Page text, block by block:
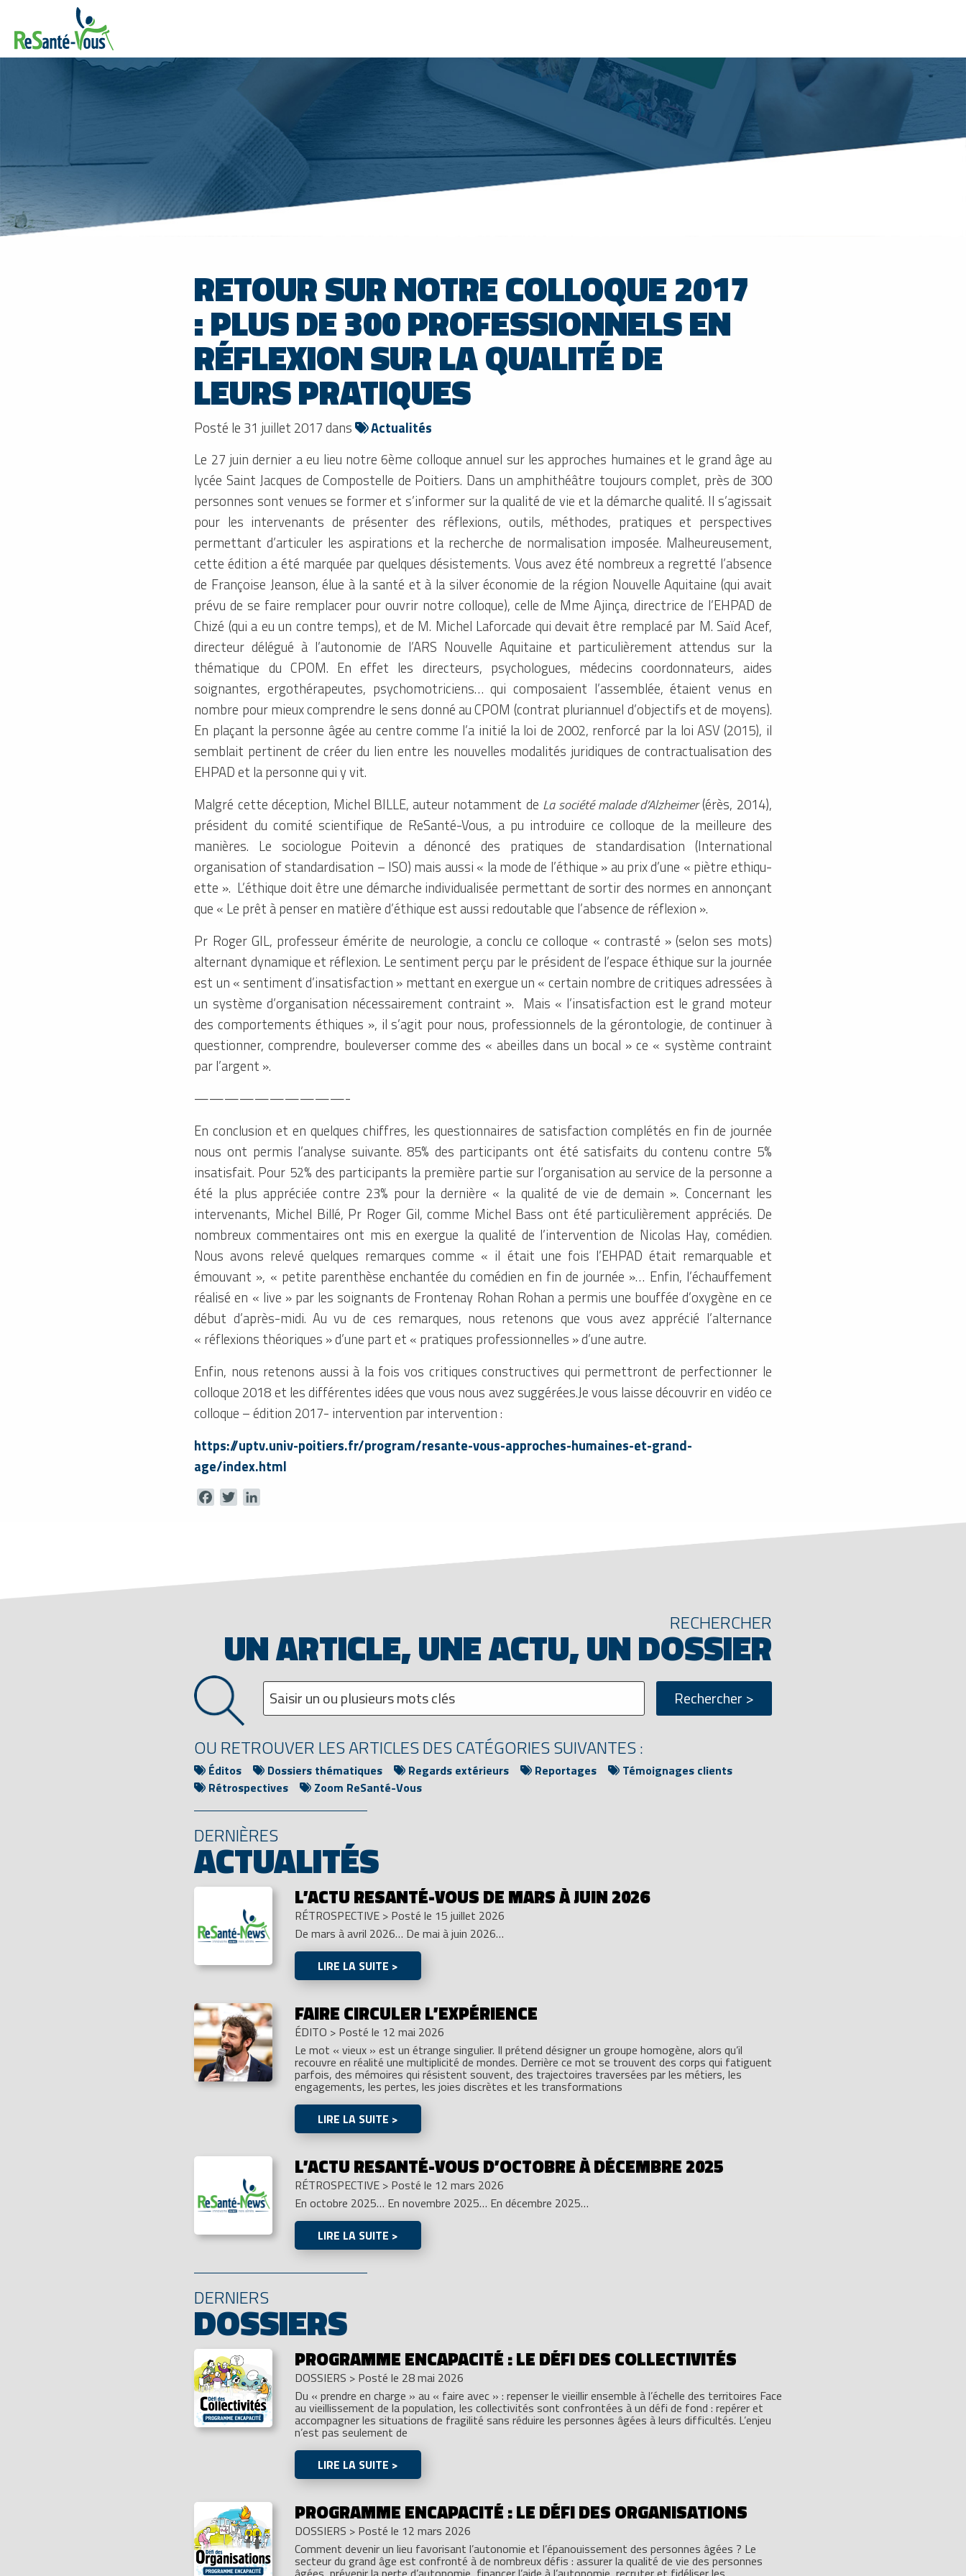
RETOUR SUR NOTRE COLLOQUE 2017
: PLUS DE 300 PROFESSIONNELS EN
RÉFLEXION SUR LA QUALITÉ DE
LEURS PRATIQUES
Posté le 31 juillet 2017 dans
Actualités
Le 27 juin dernier a eu lieu notre 6ème colloque annuel sur les approches humaines et le grand âge au
lycée Saint Jacques de Compostelle de Poitiers. Dans un amphithéâtre toujours complet, près de 300
personnes sont venues se former et s’informer sur la qualité de vie et la démarche qualité. Il s’agissait
pour les intervenants de présenter des réflexions, outils, méthodes, pratiques et perspectives
permettant d’articuler les aspirations et la recherche de normalisation imposée. Malheureusement,
cette édition a été marquée par quelques désistements. Vous avez été nombreux a regretté l’absence
de Françoise Jeanson, élue à la santé et à la silver économie de la région Nouvelle Aquitaine (qui avait
prévu de se faire remplacer pour ouvrir notre colloque), celle de Mme Ajinça, directrice de l’EHPAD de
Chizé (qui a eu un contre temps), et de M. Michel Laforcade qui devait être remplacé par M. Saïd Acef,
directeur délégué à l’autonomie de l’ARS Nouvelle Aquitaine et particulièrement attendus sur la
thématique du CPOM. En effet les directeurs, psychologues, médecins coordonnateurs, aides
soignantes, ergothérapeutes, psychomotriciens… qui composaient l’assemblée, étaient venus en
nombre pour mieux comprendre le sens donné au CPOM (contrat pluriannuel d’objectifs et de moyens).
En plaçant la personne âgée au centre comme l’a initié la loi de 2002, renforcé par la loi ASV (2015), il
semblait pertinent de créer du lien entre les nouvelles modalités juridiques de contractualisation des
EHPAD et la personne qui y vit.
Malgré cette déception, Michel BILLE, auteur notamment de La société malade d’Alzheimer(érès, 2014),
président du comité scientifique de ReSanté-Vous, a pu introduire ce colloque de la meilleure des
manières. Le sociologue Poitevin a dénoncé des pratiques de standardisation (International
organisation of standardisation – ISO) mais aussi « la mode de l’éthique » au prix d’une « piètre ethiqu-
ette ». L’éthique doit être une démarche individualisée permettant de sortir des normes en annonçant
que « Le prêt à penser en matière d’éthique est aussi redoutable que l’absence de réflexion ».
Pr Roger GIL, professeur émérite de neurologie, a conclu ce colloque « contrasté » (selon ses mots)
alternant dynamique et réflexion. Le sentiment perçu par le président de l’espace éthique sur la journée
est un « sentiment d’insatisfaction » mettant en exergue un « certain nombre de critiques adressées à
un système d’organisation nécessairement contraint ». Mais « l’insatisfaction est le grand moteur
des comportements éthiques », il s’agit pour nous, professionnels de la gérontologie, de continuer à
questionner, comprendre, bouleverser comme des « abeilles dans un bocal » ce « système contraint
par l’argent ».
——————————-
En conclusion et en quelques chiffres, les questionnaires de satisfaction complétés en fin de journée
nous ont permis l’analyse suivante. 85% des participants ont été satisfaits du contenu contre 5%
insatisfait. Pour 52% des participants la première partie sur l’organisation au service de la personne a
été la plus appréciée contre 23% pour la dernière « la qualité de vie de demain ». Concernant les
intervenants, Michel Billé, Pr Roger Gil, comme Michel Bass ont été particulièrement appréciés. De
nombreux commentaires ont mis en exergue la qualité de l’intervention de Nicolas Hay, comédien.
Nous avons relevé quelques remarques comme « il était une fois l’EHPAD était remarquable et
émouvant », « petite parenthèse enchantée du comédien en fin de journée »… Enfin, l’échauffement
réalisé en « live » par les soignants de Frontenay Rohan Rohan a permis une bouffée d’oxygène en ce
début d’après-midi. Au vu de ces remarques, nous retenons que vous avez apprécié l’alternance
« réflexions théoriques » d’une part et « pratiques professionnelles » d’une autre.
Enfin, nous retenons aussi à la fois vos critiques constructives qui permettront de perfectionner le
colloque 2018 et les différentes idées que vous nous avez suggérées.Je vous laisse découvrir en vidéo ce
colloque – édition 2017- intervention par intervention :
https://uptv.univ-poitiers.fr/program/resante-vous-approches-humaines-et-grand-
age/index.html
FacebookTwitter
RECHERCHER
UN ARTICLE, UNE ACTU, UN DOSSIER
OU RETROUVER LES ARTICLES DES CATÉGORIES SUIVANTES :
Éditos Dossiers thématiques Regards extérieurs Reportages
Témoignages clients
Rétrospectives
Zoom ReSanté-Vous
DERNIÈRES
ACTUALITÉS
L’ACTU RESANTÉ-VOUS DE MARS À JUIN 2026
RÉTROSPECTIVE > Posté le 15 juillet 2026
De mars à avril 2026… De mai à juin 2026…
LIRE LA SUITE >
FAIRE CIRCULER L’EXPÉRIENCE
ÉDITO > Posté le 12 mai 2026
Le mot « vieux » est un étrange singulier. Il prétend désigner un groupe homogène, alors qu’il
recouvre en réalité une multiplicité de mondes. Derrière ce mot se trouvent des corps qui fatiguent
parfois, des mémoires qui résistent souvent, des trajectoires traversées par les métiers, les
engagements, les pertes, les joies discrètes et les transformations
LIRE LA SUITE >
L’ACTU RESANTÉ-VOUS D’OCTOBRE À DÉCEMBRE 2025
RÉTROSPECTIVE > Posté le 12 mars 2026
En octobre 2025… En novembre 2025… En décembre 2025…
LIRE LA SUITE >
DERNIERS
DOSSIERS
PROGRAMME ENCAPACITÉ : LE DÉFI DES COLLECTIVITÉS
DOSSIERS > Posté le 28 mai 2026
Du « prendre en charge » au « faire avec » : repenser le vieillir ensemble à l’échelle des territoires Face
au vieillissement de la population, les collectivités sont confrontées à un défi de fond : repérer et
accompagner les situations de fragilité sans réduire les personnes âgées à leurs difficultés. L’enjeu
n’est pas seulement de
LIRE LA SUITE >
PROGRAMME ENCAPACITÉ : LE DÉFI DES ORGANISATIONS
DOSSIERS > Posté le 12 mars 2026
Comment devenir un lieu favorisant l’autonomie et l’épanouissement des personnes âgées ? Le
secteur du grand âge est confronté à de nombreux défis : assurer la qualité de vie des personnes